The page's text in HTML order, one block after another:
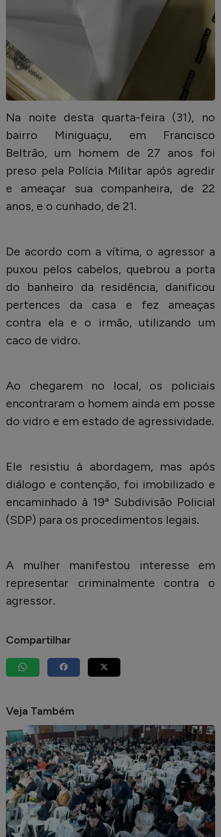
Na noite desta quarta-feira (31), no
bairro Miniguaçu, em Francisco
Beltrão, um homem de 27 anos foi
preso pela Polícia Militar após agredir
e ameaçar sua companheira, de 22
anos, e o cunhado, de 21.
De acordo com a vítima, o agressor a
puxou pelos cabelos, quebrou a porta
do banheiro da residência, danificou
pertences da casa e fez ameaças
contra ela e o irmão, utilizando um
caco de vidro.
Ao chegarem no local, os policiais
encontraram o homem ainda em posse
do vidro e em estado de agressividade.
Ele resistiu à abordagem, mas após
diálogo e contenção, foi imobilizado e
encaminhado à 19ª Subdivisão Policial
(SDP) para os procedimentos legais.
A mulher manifestou interesse em
representar criminalmente contra o
agressor.
Compartilhar
Veja Também